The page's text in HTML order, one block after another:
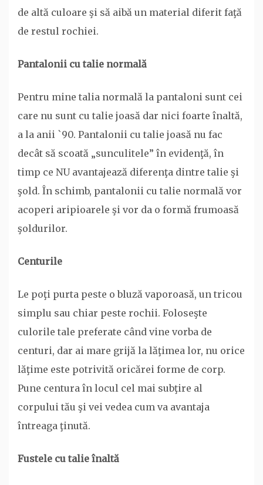
de altă culoare şi să aibă un material diferit faţă
de restul rochiei.
Pantalonii cu talie normală
Pentru mine talia normală la pantaloni sunt cei
care nu sunt cu talie joasă dar nici foarte înaltă,
a la anii `90. Pantalonii cu talie joasă nu fac
decât să scoată „sunculitele” în evidenţă, în
timp ce NU avantajează diferenţa dintre talie şi
şold. În schimb, pantalonii cu talie normală vor
acoperi aripioarele şi vor da o formă frumoasă
şoldurilor.
Centurile
Le poţi purta peste o bluză vaporoasă, un tricou
simplu sau chiar peste rochii. Foloseşte
culorile tale preferate când vine vorba de
centuri, dar ai mare grijă la lăţimea lor, nu orice
lăţime este potrivită oricărei forme de corp.
Pune centura în locul cel mai subţire al
corpului tău şi vei vedea cum va avantaja
întreaga ţinută.
Fustele cu talie înaltă